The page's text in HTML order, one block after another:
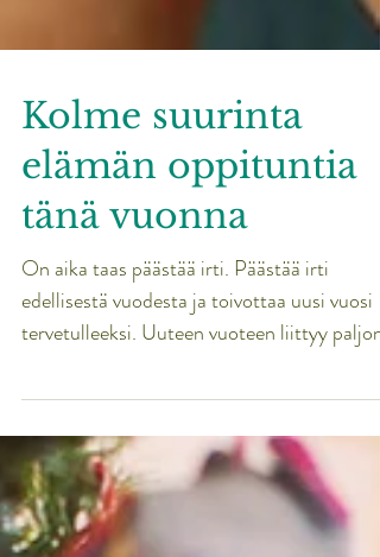
Kolme suurinta
elämän oppituntia
tänä vuonna
On aika taas päästää irti. Päästää irti
tervetulleeksi. Uuteen vuoteen liittyy